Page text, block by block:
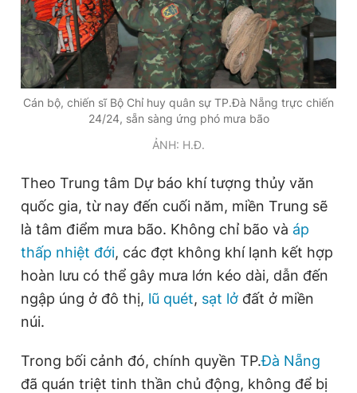
Theo dõi báo trên
Hotline
0906 645 777
Liên hệ quảng cáo
0908 780 404
Quảng cáo RSS Tòa soạn Chính sách bảo
Tổng biên tập: Nguyễn Ngọc Toàn
Phó tổng biên tập: Lâm Hiếu Dũng
Phó tổng biên tập: Trần Việt Hưng
Tổng thư ký tòa soạn: Đức Trung
Giấy phép xuất bản số 110/GP - BTTTT cấp ngày 24.3.2020
© 2003-2026 Bản quyền thuộc về Báo Thanh Niên. Cấm sao
chép dưới mọi hình thức nếu không có sự chấp thuận bằng văn
bản. Phát triển bởi ePi Technologies, JSC.
Cán bộ, chiến sĩ Bộ Chỉ huy quân sự TP.Đà Nẵng trực chiến
24/24, sẵn sàng ứng phó mưa bão
ẢNH: H.Đ.
Theo Trung tâm Dự báo khí tượng thủy văn
quốc gia, từ nay đến cuối năm, miền Trung sẽ
là tâm điểm mưa bão. Không chỉ bão và áp
thấp nhiệt đới, các đợt không khí lạnh kết hợp
hoàn lưu có thể gây mưa lớn kéo dài, dẫn đến
ngập úng ở đô thị, lũ quét, sạt lở đất ở miền
núi.
Trong bối cảnh đó, chính quyền TP.Đà Nẵng
đã quán triệt tinh thần chủ động, không để bị